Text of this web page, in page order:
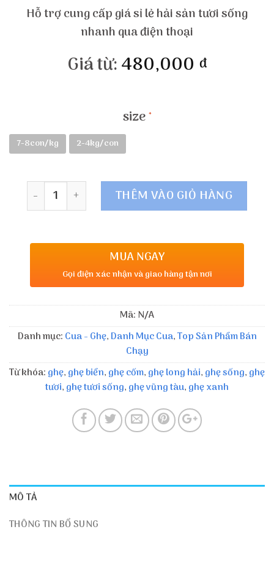
Hỗ trợ cung cấp giá sỉ lẻ hải sản tươi sống
nhanh qua điện thoại
Giá từ:480,000 đ
size
7-8con/kg 2-4kg/con
Số lượng THÊM VÀO GIỎ HÀNG
MUA NGAY
Gọi điện xác nhận và giao hàng tận nơi
Mã: N/A
Danh mục: Cua - Ghẹ, Danh Mục Cua,Top Sản Phẩm Bán
Chạy
Từ khóa: ghẹ, ghẹ biển, ghẹ cốm, ghẹ long hải, ghẹ sống, ghẹ
tươi, ghẹ tươi sống, ghẹ vũng tàu, ghẹ xanh
MÔ TẢ
THÔNG TIN BỔ SUNG